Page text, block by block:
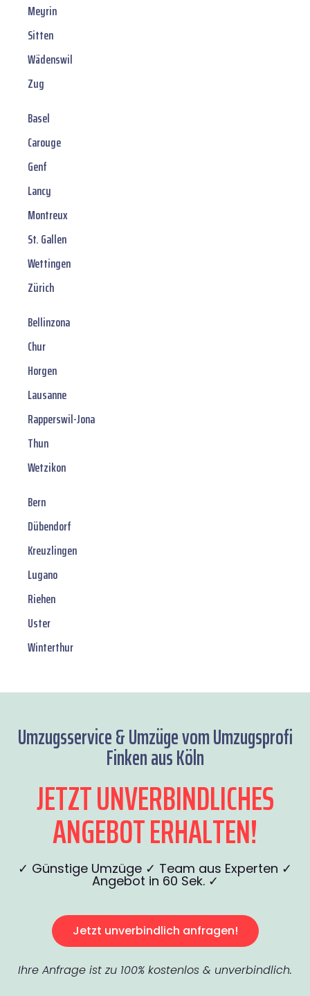
Meyrin
Sitten
Wädenswil
Zug
Basel
Carouge
Genf
Lancy
Montreux
St. Gallen
Wettingen
Zürich
Bellinzona
Chur
Horgen
Lausanne
Rapperswil-Jona
Thun
Wetzikon
Bern
Dübendorf
Kreuzlingen
Lugano
Riehen
Uster
Winterthur
Umzugsservice & Umzüge vom Umzugsprofi
Finken aus Köln
JETZT UNVERBINDLICHES
ANGEBOT ERHALTEN!
✓ Günstige Umzüge ✓ Team aus Experten ✓
Angebot in 60 Sek. ✓
Jetzt unverbindlich anfragen!
Ihre Anfrage ist zu 100% kostenlos & unverbindlich.